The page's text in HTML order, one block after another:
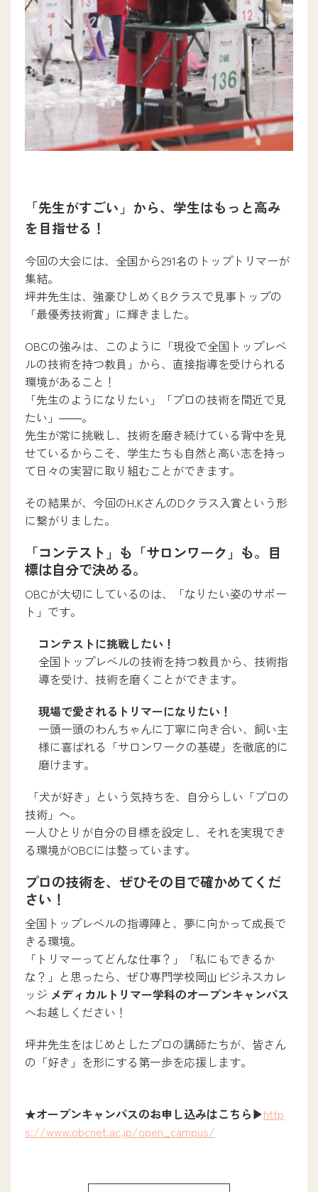
「先生がすごい」から、学生はもっと高み
を目指せる！
今回の大会には、全国から291名のトップトリマーが
集結。
坪井先生は、強豪ひしめくBクラスで見事トップの
「最優秀技術賞」に輝きました。
OBCの強みは、このように「現役で全国トップレベ
ルの技術を持つ教員」から、直接指導を受けられる
環境があること！
「先生のようになりたい」「プロの技術を間近で見
たい」――。
先生が常に挑戦し、技術を磨き続けている背中を見
せているからこそ、学生たちも自然と高い志を持っ
て日々の実習に取り組むことができます。
その結果が、今回のH.KさんのDクラス入賞という形
に繋がりました。
「コンテスト」も「サロンワーク」も。目
標は自分で決める。
OBCが大切にしているのは、「なりたい姿のサポー
ト」です。
コンテストに挑戦したい！
全国トップレベルの技術を持つ教員から、技術指
導を受け、技術を磨くことができます。
現場で愛されるトリマーになりたい！
一頭一頭のわんちゃんに丁寧に向き合い、飼い主
様に喜ばれる「サロンワークの基礎」を徹底的に
磨けます。
「犬が好き」という気持ちを、自分らしい「プロの
技術」へ。
一人ひとりが自分の目標を設定し、それを実現でき
る環境がOBCには整っています。
プロの技術を、ぜひその目で確かめてくだ
さい！
全国トップレベルの指導陣と、夢に向かって成長で
きる環境。
「トリマーってどんな仕事？」「私にもできるか
な？」と思ったら、ぜひ専門学校岡山ビジネスカレ
ッジ メディカルトリマー学科のオープンキャンパス
へお越しください！
坪井先生をはじめとしたプロの講師たちが、皆さん
の「好き」を形にする第一歩を応援します。
★オープンキャンパスのお申し込みはこちら▶http
s://www.obcnet.ac.jp/open_campus/